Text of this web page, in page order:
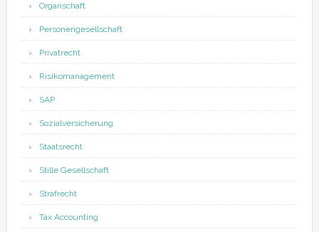
Organschaft
Personengesellschaft
Privatrecht
Risikomanagement
SAP
Sozialversicherung
Staatsrecht
Stille Gesellschaft
Strafrecht
Tax Accounting